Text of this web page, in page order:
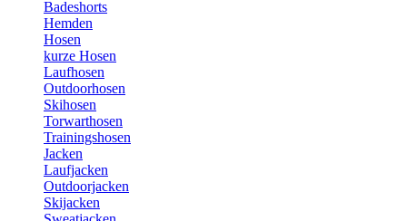
Badeshorts
Hemden
Hosen
kurze Hosen
Laufhosen
Outdoorhosen
Skihosen
Torwarthosen
Trainingshosen
Jacken
Laufjacken
Outdoorjacken
Skijacken